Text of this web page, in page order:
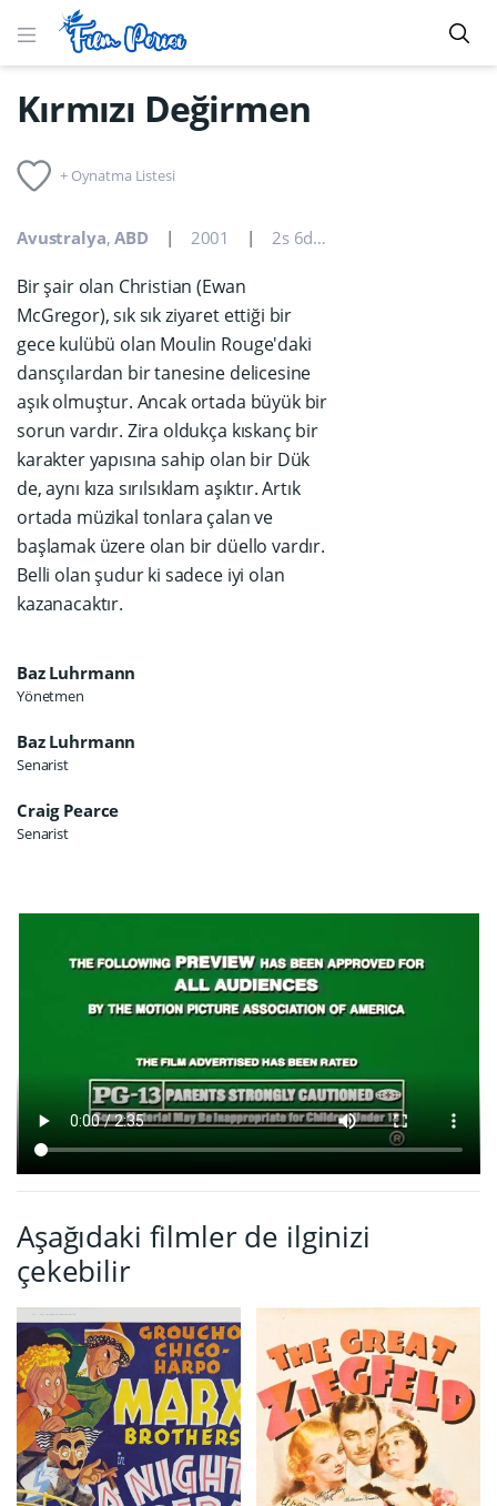
Kırmızı Değirmen
+ Oynatma Listesi
Avustralya,ABD 2001 2s 6dk
Bir şair olan Christian (Ewan
McGregor), sık sık ziyaret ettiği bir
gece kulübü olan Moulin Rouge'daki
dansçılardan bir tanesine delicesine
aşık olmuştur. Ancak ortada büyük bir
sorun vardır. Zira oldukça kıskanç bir
karakter yapısına sahip olan bir Dük
de, aynı kıza sırılsıklam aşıktır. Artık
ortada müzikal tonlara çalan ve
başlamak üzere olan bir düello vardır.
Belli olan şudur ki sadece iyi olan
kazanacaktır.
Baz Luhrmann
Yönetmen
Baz Luhrmann
Senarist
Craig Pearce
Senarist
Aşağıdaki filmler de ilginizi
çekebilir